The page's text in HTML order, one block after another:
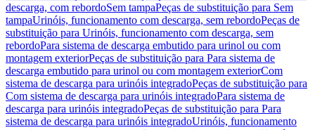
descarga, com rebordoSem tampaPeças de substituição para Sem
tampaUrinóis, funcionamento com descarga, sem rebordoPeças de
substituição para Urinóis, funcionamento com descarga, sem
rebordoPara sistema de descarga embutido para urinol ou com
montagem exteriorPeças de substituição para Para sistema de
descarga embutido para urinol ou com montagem exteriorCom
sistema de descarga para urinóis integradoPeças de substituição para
Com sistema de descarga para urinóis integradoPara sistema de
descarga para urinóis integradoPeças de substituição para Para
sistema de descarga para urinóis integradoUrinóis, funcionamento